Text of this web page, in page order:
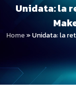
Unidata: la
Home»Unidata: la